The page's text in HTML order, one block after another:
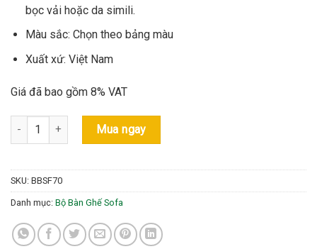
bọc vải hoặc da simili.
Màu sắc: Chọn theo bảng màu
Xuất xứ: Việt Nam
Giá đã bao gồm 8% VAT
Bộ Bàn Sofa Indochine - Mã: BBSF70 số lượng
Mua ngay
SKU: BBSF70
Danh mục: Bộ Bàn Ghế Sofa